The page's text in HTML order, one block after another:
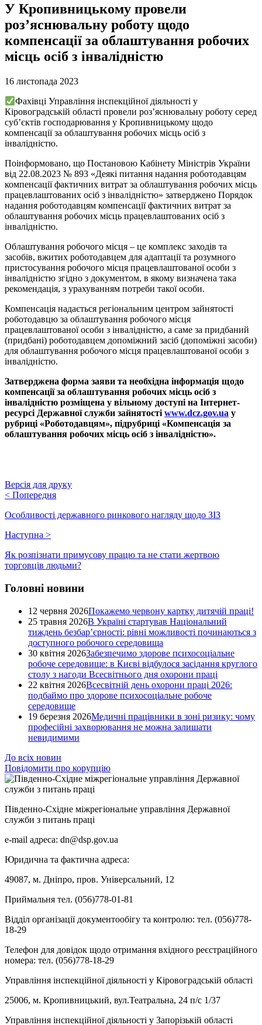
У Кропивницькому провели
роз’яснювальну роботу щодо
компенсації за облаштування робочих
місць осіб з інвалідністю
16 листопада 2023
Фахівці Управління інспекційної діяльності у
Кіровоградській області провели роз’яснювальну роботу серед
суб’єктів господарювання у Кропивницькому щодо
компенсації за облаштування робочих місць осіб з
інвалідністю.
Поінформовано, що Постановою Кабінету Міністрів України
від 22.08.2023 № 893 «Деякі питання надання роботодавцям
компенсації фактичних витрат за облаштування робочих місць
працевлаштованих осіб з інвалідністю» затверджено Порядок
надання роботодавцям компенсації фактичних витрат за
облаштування робочих місць працевлаштованих осіб з
інвалідністю.
Облаштування робочого місця – це комплекс заходів та
засобів, вжитих роботодавцем для адаптації та розумного
пристосування робочого місця працевлаштованої особи з
інвалідністю згідно з документом, в якому визначена така
рекомендація, з урахуванням потреби такої особи.
Компенсація надається регіональним центром зайнятості
роботодавцю за облаштування робочого місця
працевлаштованої особи з інвалідністю, а саме за придбаний
(придбані) роботодавцем допоміжний засіб (допоміжні засоби)
для облаштування робочого місця працевлаштованої особи з
інвалідністю.
Затверджена форма заяви та необхідна інформація щодо
компенсації за облаштування робочих місць осіб з
інвалідністю розміщена у вільному доступі на Інтернет-
ресурсі Державної служби зайнятості www.dcz.gov.ua у
рубриці «Роботодавцям», підрубриці «Компенсація за
облаштування робочих місць осіб з інвалідністю».
Версія для друку
< Попередня
Особливості державного ринкового нагляду щодо ЗІЗ
Наступна >
Як розпізнати примусову працю та не стати жертвою
торговців людьми?
Головні новини
12 червня 2026Покажемо червону картку дитячій праці!
25 травня 2026В Україні стартував Національний
тиждень безбар’єрності: рівні можливості починаються з
доступного робочого середовища
30 квітня 2026Забезпечимо здорове психосоціальне
робоче середовище: в Києві відбулося засідання круглого
столу з нагоди Всесвітнього дня охорони праці
22 квітня 2026Всесвітній день охорони праці 2026:
подбаймо про здорове психосоціальне робоче
середовище
19 березня 2026Медичні працівники в зоні ризику: чому
професійні захворювання не можна залишати
невидимими
До всіх новин
Повідомити про корупцію
Південно-Східне міжрегіональне управління Державної
служби з питань праці
e-mail адреса: dn@dsp.gov.ua
Юридична та фактична адреса:
49087, м. Дніпро, пров. Універсальний, 12
Приймальня тел. (056)778-01-81
Відділ організації документообігу та контролю: тел. (056)778-
18-29
Телефон для довідок щодо отримання вхідного реєстраційного
номера: тел. (056)778-18-29
Управління інспекційної діяльності у Кіровоградській області
25006, м. Кропивницький, вул.Театральна, 24 п/с 1/37
Управління інспекційної діяльності у Запорізькій області